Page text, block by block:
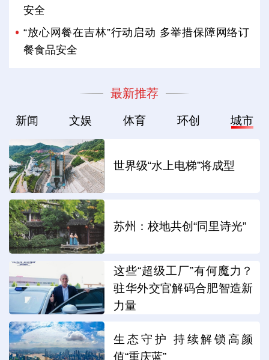
安全
“放心网餐在吉林”行动启动 多举措保障网络订
餐食品安全
最新推荐
新闻 文娱 体育 环创 城市
世界级“水上电梯”将成型
苏州：校地共创“同里诗光”
这些“超级工厂”有何魔力？
驻华外交官解码合肥智造新
力量
生态守护 持续解锁高颜
值“重庆蓝”